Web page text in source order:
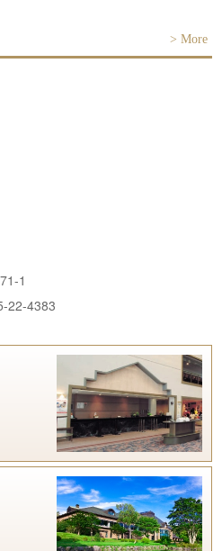
> More
1
22-4383